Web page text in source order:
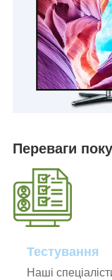
Переваги
Тестування
Наші